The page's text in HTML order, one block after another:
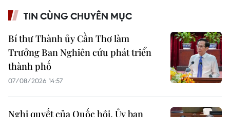
TIN CÙNG CHUYÊN MỤC
Bí thư Thành ủy Cần Thơ làm
Trưởng Ban Nghiên cứu phát triển
thành phố
07/08/2026 14:57
Nghị quyết của Quốc hội, Ủy ban